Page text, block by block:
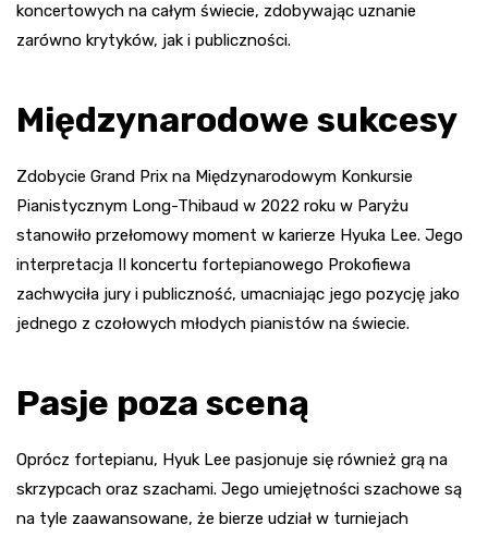
koncertowych na całym świecie, zdobywając uznanie
zarówno krytyków, jak i publiczności.
Międzynarodowe sukcesy
Zdobycie Grand Prix na Międzynarodowym Konkursie
Pianistycznym Long-Thibaud w 2022 roku w Paryżu
stanowiło przełomowy moment w karierze Hyuka Lee. Jego
interpretacja II koncertu fortepianowego Prokofiewa
zachwyciła jury i publiczność, umacniając jego pozycję jako
jednego z czołowych młodych pianistów na świecie.
Pasje poza sceną
Oprócz fortepianu, Hyuk Lee pasjonuje się również grą na
skrzypcach oraz szachami. Jego umiejętności szachowe są
na tyle zaawansowane, że bierze udział w turniejach